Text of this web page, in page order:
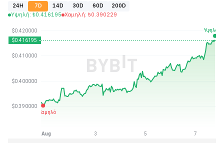
24H 7D 14D 30D 60D
200D
Υψηλή: ₺0.416195 Χαμηλή: ₺0.390229
Τελευταία ενημέρωση στις: 2026-08-07, 18:51 GMT+0
₺0.307978